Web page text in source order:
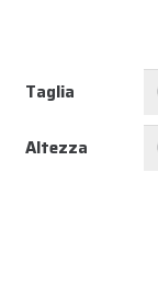
Taglia
Altezza